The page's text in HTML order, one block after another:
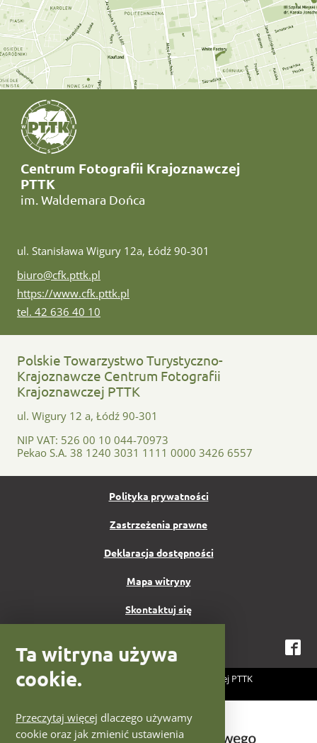
Ta witryna używa
cookie.
Przeczytaj więcej dlaczego używamy
cookie oraz jak zmienić ustawienia
Centrum Fotografii Krajoznawczej
PTTK
im. Waldemara Dońca
ul. Stanisława Wigury 12a, Łódź 90-301
e-mail:
biuro@cfk.pttk.pl
www:
https://www.cfk.pttk.pl
tel:
tel. 42 636 40 10
Polskie Towarzystwo Turystyczno-
Krajoznawcze Centrum Fotografii
Krajoznawczej PTTK
ul. Wigury 12 a, Łódź 90-301
NIP VAT: 526 00 10 044-70973
Pekao S.A. 38 1240 3031 1111 0000 3426 6557
Polityka prywatności
Zastrzeżenia prawne
Deklaracja dostępności
Mapa witryny
Skontaktuj się
2026 Centrum Fotografii Krajoznawczej PTTK